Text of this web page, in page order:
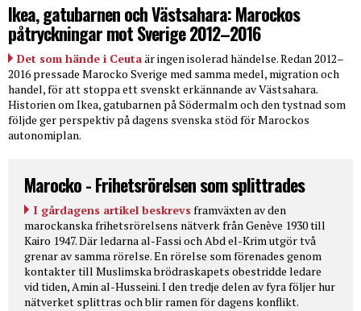
Ikea, gatubarnen och Västsahara: Marockos
påtryckningar mot Sverige 2012–2016
Det som hände i Ceutaär ingen isolerad händelse. Redan 2012–
2016 pressade Marocko Sverige med samma medel, migration och
handel, för att stoppa ett svenskt erkännande av Västsahara.
Historien om Ikea, gatubarnen på Södermalm och den tystnad som
följde ger perspektiv på dagens svenska stöd för Marockos
autonomiplan.
Marocko - Frihetsrörelsen som splittrades
I gårdagens artikel beskrevs framväxten av den
marockanska frihetsrörelsens nätverk från Genève 1930 till
Kairo 1947. Där ledarna al-Fassi och Abd el-Krim utgör två
grenar av samma rörelse. En rörelse som förenades genom
kontakter till Muslimska brödraskapets obestridde ledare
vid tiden, Amin al-Husseini. I den tredje delen av fyra följer hur
nätverket splittras och blir ramen för dagens konflikt.